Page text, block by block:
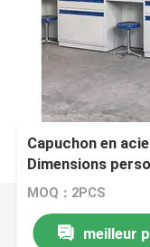
Capuchon en
Dimensions
MOQ：2PCS
meilleur